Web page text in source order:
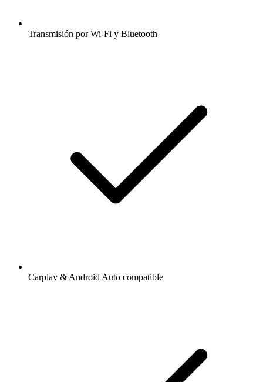
Transmisión por Wi-Fi y Bluetooth
Carplay & Android Auto compatible